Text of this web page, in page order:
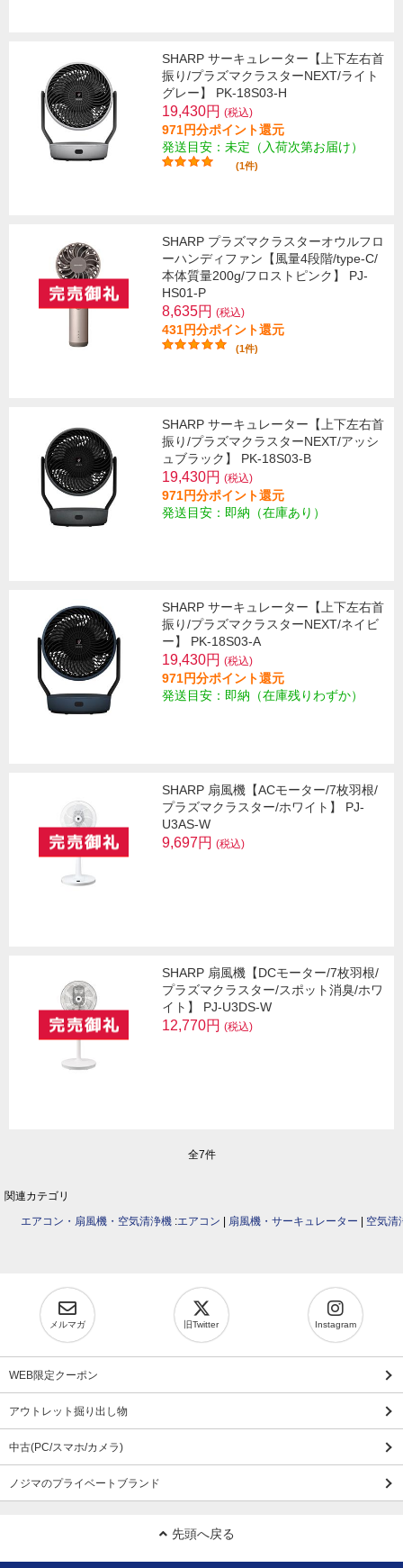
SHARP サーキュレーター【上下左右首
振り/プラズマクラスターNEXT/ライト
グレー】 PK-18S03-H
19,430円 (税込)
971円分ポイント還元
発送目安：未定（入荷次第お届け）
(1件)
SHARP プラズマクラスターオウルフロ
ーハンディファン【風量4段階/type-C/
本体質量200g/フロストピンク】 PJ-
HS01-P
8,635円 (税込)
431円分ポイント還元
(1件)
SHARP サーキュレーター【上下左右首
振り/プラズマクラスターNEXT/アッシ
ュブラック】 PK-18S03-B
19,430円 (税込)
971円分ポイント還元
発送目安：即納（在庫あり）
SHARP サーキュレーター【上下左右首
振り/プラズマクラスターNEXT/ネイビ
ー】 PK-18S03-A
19,430円 (税込)
971円分ポイント還元
発送目安：即納（在庫残りわずか）
SHARP 扇風機【ACモーター/7枚羽根/
プラズマクラスター/ホワイト】 PJ-
U3AS-W
9,697円 (税込)
SHARP 扇風機【DCモーター/7枚羽根/
プラズマクラスター/スポット消臭/ホワ
イト】 PJ-U3DS-W
12,770円 (税込)
全7件
関連カテゴリ
エアコン・扇風機・空気清浄機 :エアコン | 扇風機・サーキュレーター | 空気清
メルマガ 旧Twitter Instagram
WEB限定クーポン
アウトレット掘り出し物
中古(PC/スマホ/カメラ)
ノジマのプライベートブランド
先頭へ戻る